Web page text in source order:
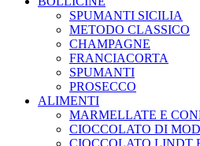
SPUMANTI SICILIA
METODO CLASSICO
CHAMPAGNE
FRANCIACORTA
SPUMANTI
PROSECCO
ALIMENTI
MARMELLATE E
CIOCCOLATO DI